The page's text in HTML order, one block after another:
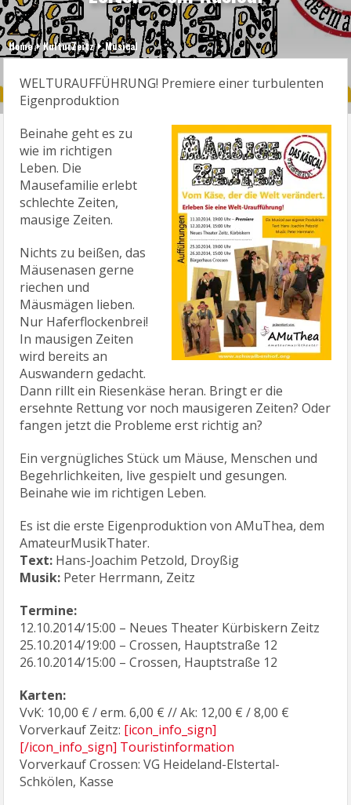
Home KulturZeitz Musical
WELTURAUFFÜHRUNG! Premiere einer turbulenten
Eigenproduktion
Beinahe geht es zu
wie im richtigen
Leben. Die
Mausefamilie erlebt
schlechte Zeiten,
mausige Zeiten.
Nichts zu beißen, das
Mäusenasen gerne
riechen und
Mäusmägen lieben.
Nur Haferflockenbrei!
In mausigen Zeiten
wird bereits an
Auswandern gedacht.
Dann rillt ein Riesenkäse heran. Bringt er die
ersehnte Rettung vor noch mausigeren Zeiten? Oder
fangen jetzt die Probleme erst richtig an?
Ein vergnügliches Stück um Mäuse, Menschen und
Begehrlichkeiten, live gespielt und gesungen.
Beinahe wie im richtigen Leben.
Es ist die erste Eigenproduktion von AMuThea, dem
AmateurMusikThater.
Text: Hans-Joachim Petzold, Droyßig
Musik: Peter Herrmann, Zeitz
Termine:
12.10.2014/15:00 – Neues Theater Kürbiskern Zeitz
25.10.2014/19:00 – Crossen, Hauptstraße 12
26.10.2014/15:00 – Crossen, Hauptstraße 12
Karten:
VvK: 10,00 € / erm. 6,00 € // Ak: 12,00 € / 8,00 €
Vorverkauf Zeitz: [icon_info_sign]
[/icon_info_sign] Touristinformation
Vorverkauf Crossen: VG Heideland-Elstertal-
Schkölen, Kasse